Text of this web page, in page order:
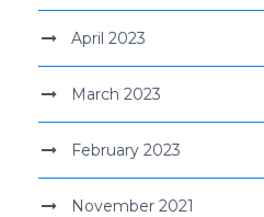
April 2023
March 2023
February 2023
November 2021